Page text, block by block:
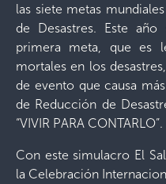
las siete metas
de Desastres. Este
primera meta, que es
mortales en los
de evento que causa
de Reducción de
“VIVIR PARA CONTARLO”.
Con este simulacro El
la Celebración